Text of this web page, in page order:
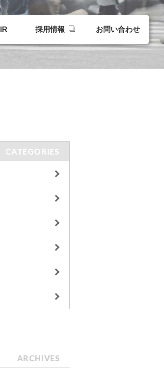
IR 採用情報 お問い合わせ
CATEGORIES
ARCHIVES